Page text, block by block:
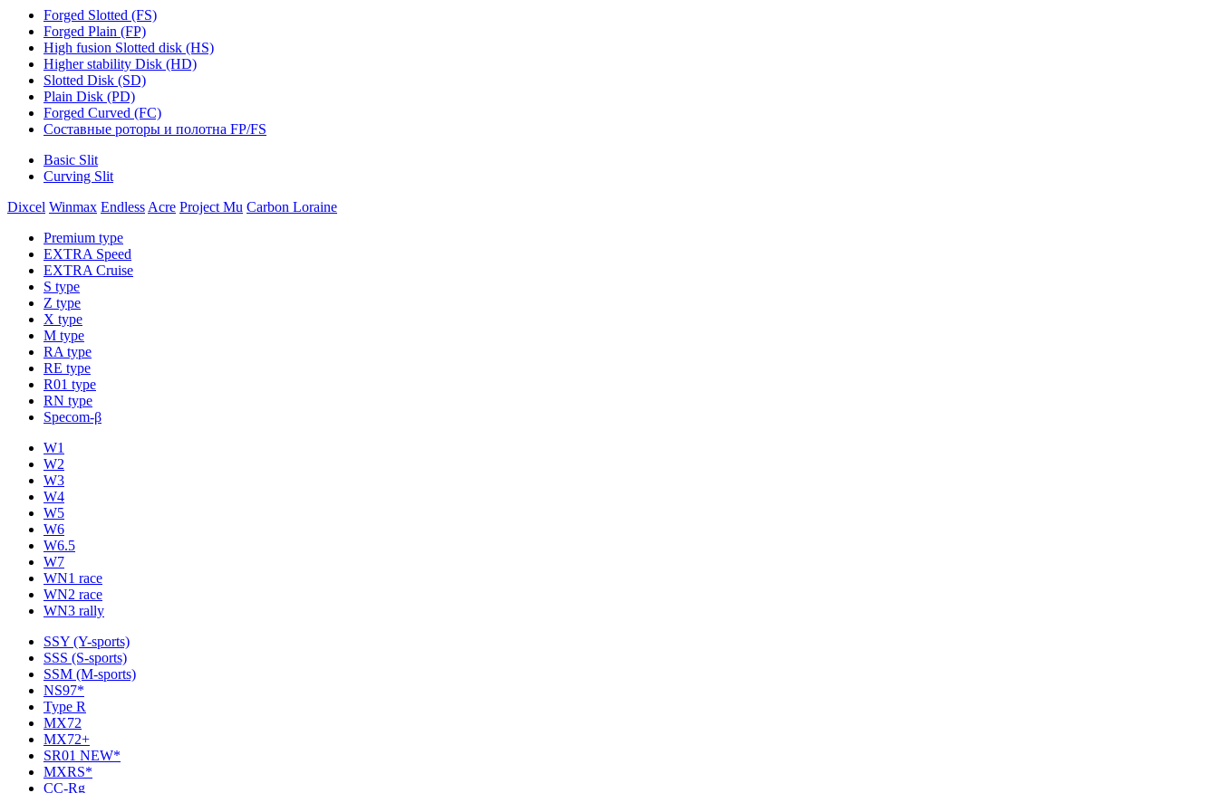
Forged Slotted (FS)
Forged Plain (FP)
High fusion Slotted disk (HS)
Higher stability Disk (HD)
Slotted Disk (SD)
Plain Disk (PD)
Forged Curved (FC)
Составные роторы и полотна FP/FS
Basic Slit
Curving Slit
Dixcel Winmax Endless Acre Project Mu Carbon Loraine
Premium type
EXTRA Speed
EXTRA Cruise
S type
Z type
X type
M type
RA type
RE type
R01 type
RN type
Specom-β
W1
W2
W3
W4
W5
W6
W6.5
W7
WN1 race
WN2 race
WN3 rally
SSY (Y-sports)
SSS (S-sports)
SSM (M-sports)
NS97*
Type R
MX72
MX72+
SR01 NEW*
MXRS*
CC-Rg